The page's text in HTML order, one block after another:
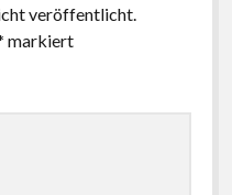
veröffentlicht.
markiert